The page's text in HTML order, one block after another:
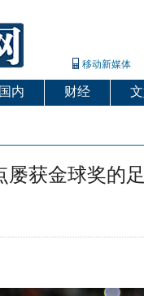
移动新媒体
内 财经
屡获金球奖的